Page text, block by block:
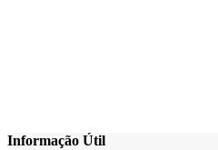
Informação Útil